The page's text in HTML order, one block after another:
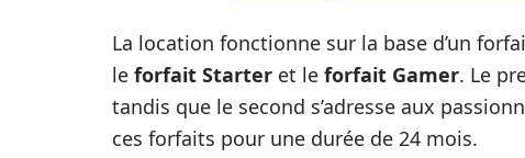
La location fonctionne sur la base d’un
le forfait Starter et le forfait Gamer. Le
tandis que le second s’adresse aux
ces forfaits pour une durée de 24 mois.